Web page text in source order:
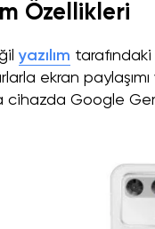
Özellikleri
yazılım tarafındaki
ekran paylaşımı
cihazda Google